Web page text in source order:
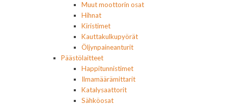
Muut moottorin osat
Hihnat
Kiristimet
Kauttakulkupyörät
Öljynpaineanturit
Päästölaitteet
Happitunnistimet
Ilmamäärämittarit
Katalysaattorit
Sähköosat